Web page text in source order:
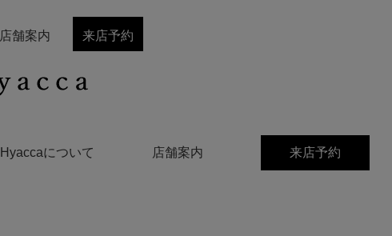
Hyaccaについて 店舗案内 来店予約
店舗案内 来店予約